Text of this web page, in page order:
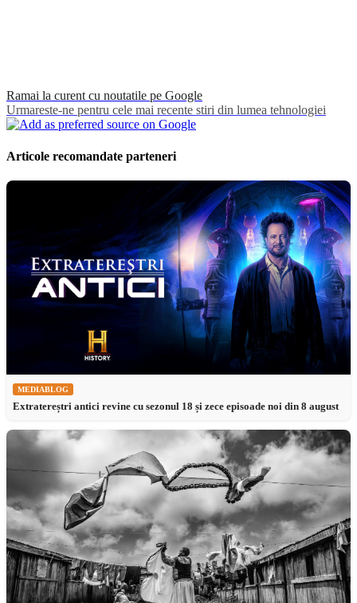
Ramai la curent cu noutatile pe Google
Urmareste-ne pentru cele mai recente stiri din lumea tehnologiei
Articole recomandate parteneri
MEDIABLOG
Extratereștri antici revine cu sezonul 18 și zece episoade noi din 8 august